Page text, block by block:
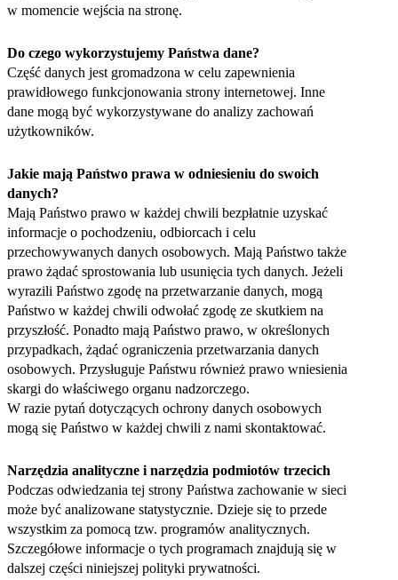
w momencie wejścia na stronę.
Do czego wykorzystujemy Państwa dane?
Część danych jest gromadzona w celu zapewnienia
prawidłowego funkcjonowania strony internetowej. Inne
dane mogą być wykorzystywane do analizy zachowań
użytkowników.
Jakie mają Państwo prawa w odniesieniu do swoich
danych?
Mają Państwo prawo w każdej chwili bezpłatnie uzyskać
informacje o pochodzeniu, odbiorcach i celu
przechowywanych danych osobowych. Mają Państwo także
prawo żądać sprostowania lub usunięcia tych danych. Jeżeli
wyrazili Państwo zgodę na przetwarzanie danych, mogą
Państwo w każdej chwili odwołać zgodę ze skutkiem na
przyszłość. Ponadto mają Państwo prawo, w określonych
przypadkach, żądać ograniczenia przetwarzania danych
osobowych. Przysługuje Państwu również prawo wniesienia
skargi do właściwego organu nadzorczego.
W razie pytań dotyczących ochrony danych osobowych
mogą się Państwo w każdej chwili z nami skontaktować.
Narzędzia analityczne i narzędzia podmiotów trzecich
Podczas odwiedzania tej strony Państwa zachowanie w sieci
może być analizowane statystycznie. Dzieje się to przede
wszystkim za pomocą tzw. programów analitycznych.
Szczegółowe informacje o tych programach znajdują się w
dalszej części niniejszej polityki prywatności.